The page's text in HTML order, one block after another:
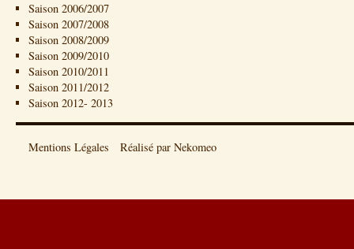
Saison 2006/2007
Saison 2007/2008
Saison 2008/2009
Saison 2009/2010
Saison 2010/2011
Saison 2011/2012
Saison 2012- 2013
Mentions Légales Réalisé par Nekomeo